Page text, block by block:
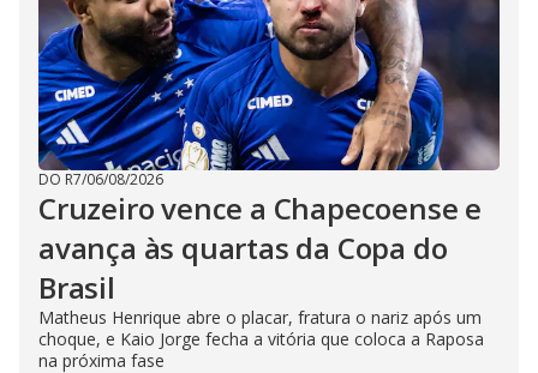
DO R7/06/08/2026
Cruzeiro vence a Chapecoense e
avança às quartas da Copa do
Brasil
Matheus Henrique abre o placar, fratura o nariz após um
choque, e Kaio Jorge fecha a vitória que coloca a Raposa
na próxima fase